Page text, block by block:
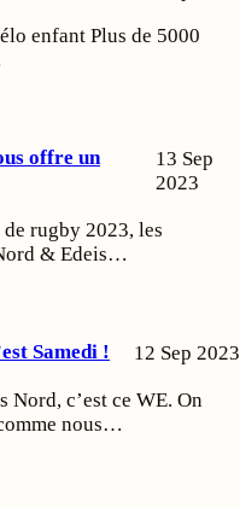
enfant Plus de 5000
offre un
13 Sep
2023
rugby 2023, les
& Edeis…
Samedi !
12 Sep 2023
Nord, c’est ce WE. On
nous…